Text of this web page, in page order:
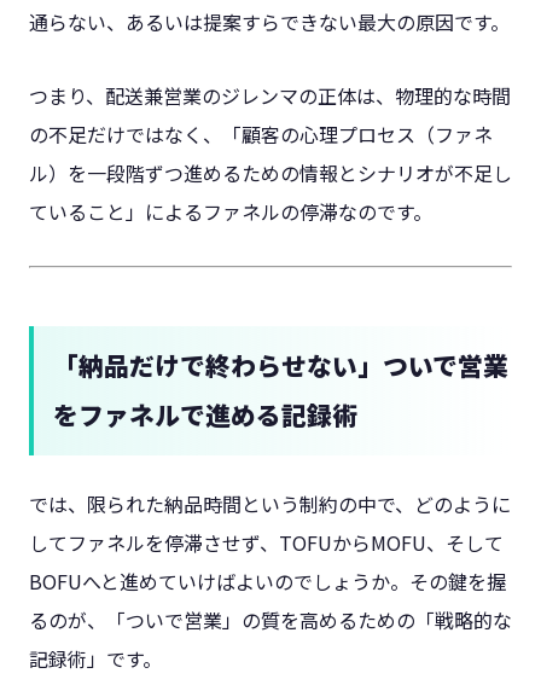
通らない、あるいは提案すらできない最大の原因です。
つまり、配送兼営業のジレンマの正体は、物理的な時間
の不足だけではなく、「顧客の心理プロセス（ファネ
ル）を一段階ずつ進めるための情報とシナリオが不足し
ていること」によるファネルの停滞なのです。
「納品だけで終わらせない」ついで営業
をファネルで進める記録術
では、限られた納品時間という制約の中で、どのように
してファネルを停滞させず、TOFUからMOFU、そして
BOFUへと進めていけばよいのでしょうか。その鍵を握
るのが、「ついで営業」の質を高めるための「戦略的な
記録術」です。